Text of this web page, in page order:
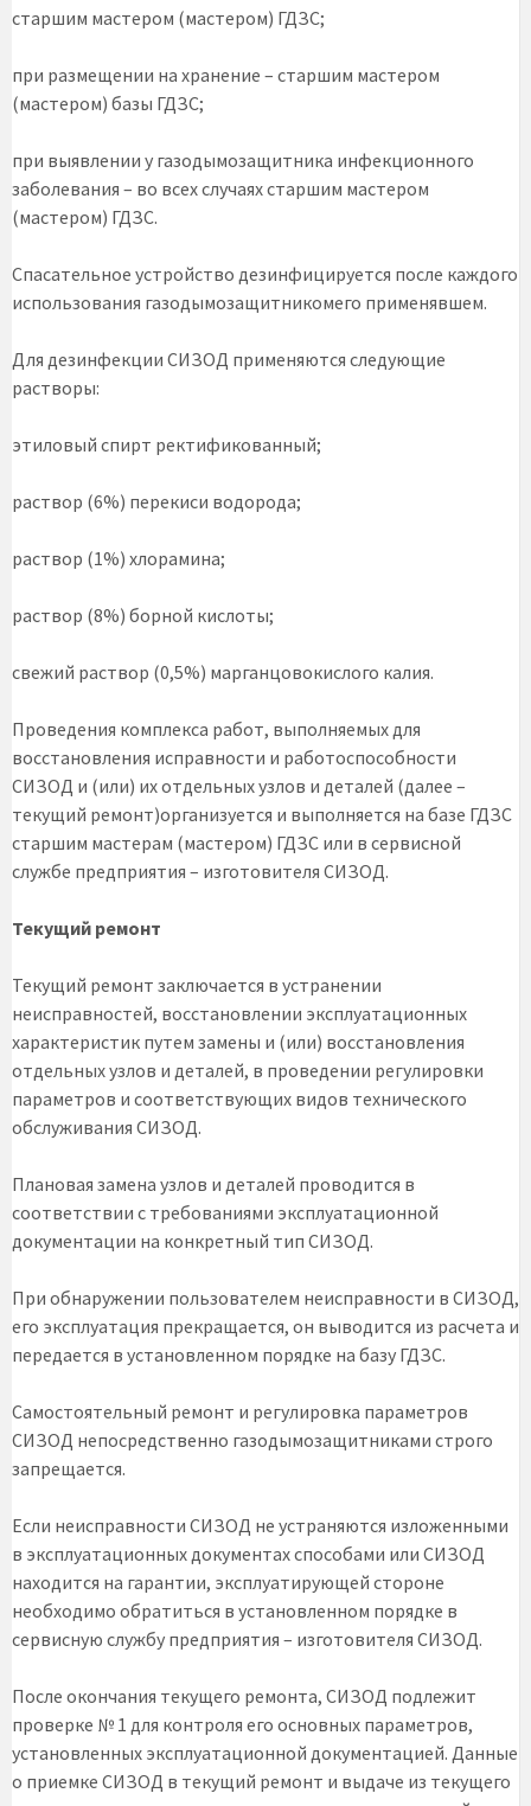
старшим мастером (мастером) ГДЗС;
при размещении на хранение – старшим мастером
(мастером) базы ГДЗС;
при выявлении у газодымозащитника инфекционного
заболевания – во всех случаях старшим мастером
(мастером) ГДЗС.
Спасательное устройство дезинфицируется после каждого
использования газодымозащитникомего применявшем.
Для дезинфекции СИЗОД применяются следующие
растворы:
этиловый спирт ректификованный;
раствор (6%) перекиси водорода;
раствор (1%) хлорамина;
раствор (8%) борной кислоты;
свежий раствор (0,5%) марганцовокислого калия.
Проведения комплекса работ, выполняемых для
восстановления исправности и работоспособности
СИЗОД и (или) их отдельных узлов и деталей (далее –
текущий ремонт)организуется и выполняется на базе ГДЗС
старшим мастерам (мастером) ГДЗС или в сервисной
службе предприятия – изготовителя СИЗОД.
Текущий ремонт
Текущий ремонт заключается в устранении
неисправностей, восстановлении эксплуатационных
характеристик путем замены и (или) восстановления
отдельных узлов и деталей, в проведении регулировки
параметров и соответствующих видов технического
обслуживания СИЗОД.
Плановая замена узлов и деталей проводится в
соответствии с требованиями эксплуатационной
документации на конкретный тип СИЗОД.
При обнаружении пользователем неисправности в СИЗОД,
его эксплуатация прекращается, он выводится из расчета и
передается в установленном порядке на базу ГДЗС.
Самостоятельный ремонт и регулировка параметров
СИЗОД непосредственно газодымозащитниками строго
запрещается.
Если неисправности СИЗОД не устраняются изложенными
в эксплуатационных документах способами или СИЗОД
находится на гарантии, эксплуатирующей стороне
необходимо обратиться в установленном порядке в
сервисную службу предприятия – изготовителя СИЗОД.
После окончания текущего ремонта, СИЗОД подлежит
проверке № 1 для контроля его основных параметров,
установленных эксплуатационной документацией. Данные
о приемке СИЗОД в текущий ремонт и выдаче из текущего